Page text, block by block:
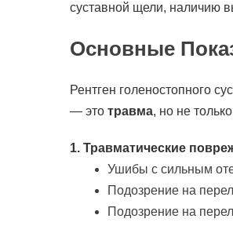
суставной щели, наличию
Основные
Рентген голеностопного
— это травма, но не
1. Травматические
Ушибы с сильным
Подозрение на
Подозрение на